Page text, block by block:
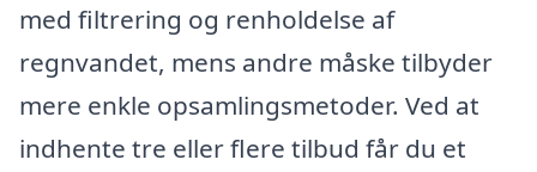
med filtrering og renholdelse af
regnvandet, mens andre måske tilbyder
mere enkle opsamlingsmetoder. Ved at
indhente tre eller flere tilbud får du et